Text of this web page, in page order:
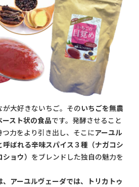
大好きないちご。そのいちごを無農
スト状の食品です。発酵させること
力をより引き出し、そこにアーユル
ばれる辛味スパイス３種（ナガコシ
ョウ） をブレンドした独自の魅力を
アーユルヴェーダでは、トリカトゥ